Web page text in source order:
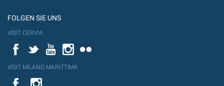
FOLGEN SIE UNS
VISIT CERVIA
FacebookTwitterYouTubeInstagram
VISIT MILANO MARITTIMA
YouTube